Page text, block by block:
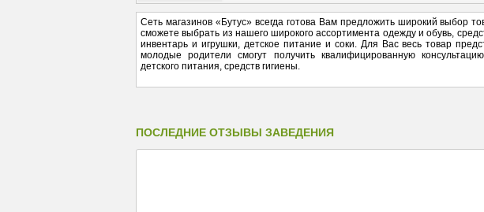
Сеть магазинов «Бутус» всегда готова Вам предложить широкий выбор
сможете выбрать из нашего широкого ассортимента одежду и обувь,
инвентарь и игрушки, детское питание и соки. Для Вас весь товар
молодые родители смогут получить квалифицированную
детского питания, средств гигиены.
ПОСЛЕДНИЕ ОТЗЫВЫ ЗАВЕДЕНИЯ